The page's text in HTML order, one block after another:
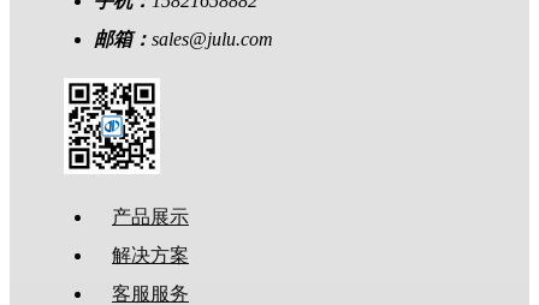
邮箱： sales@julu.com
产品展示
解决方案
客服服务